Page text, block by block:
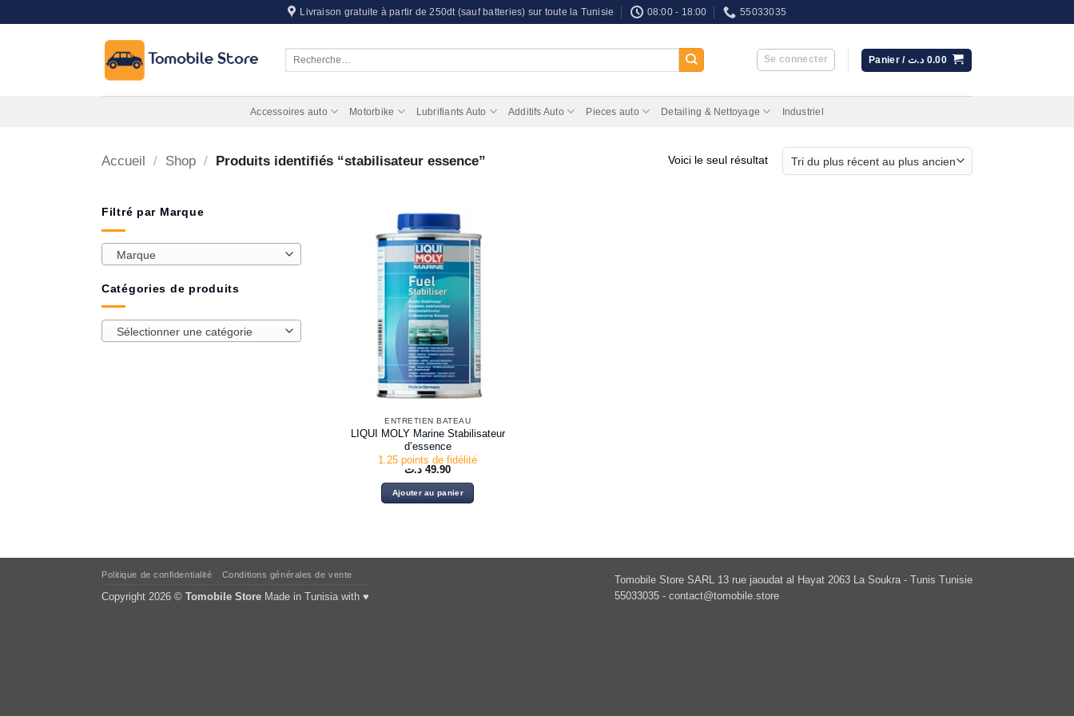
au
Livraison gratuite à partir de 250dt (sauf batteries) sur toute la Tunisie 08:00 - 18:00 55033035
Se connecter Panier / 0.00 د.ت
Accessoires auto Motorbike Lubrifiants Auto Additifs Auto Pieces auto Detailing & Nettoyage Industriel
Accueil / Shop / Produits identifiés “stabilisateur essence” Voici le seul résultat
Filtré par Marque
Marque
Catégories de produits
Sélectionner une catégorie
ENTRETIEN BATEAU
LIQUI MOLY Marine Stabilisateur
d’essence
1.25 points de fidélité
49.90 د.ت
Ajouter au panier
Tomobile Store SARL 13 rue jaoudat al Hayat 2063 La Soukra - Tunis Tunisie
55033035 - contact@tomobile.store
Politique de confidentialité Conditions générales de vente
Copyright 2026 © Tomobile Store Made in Tunisia with ♥